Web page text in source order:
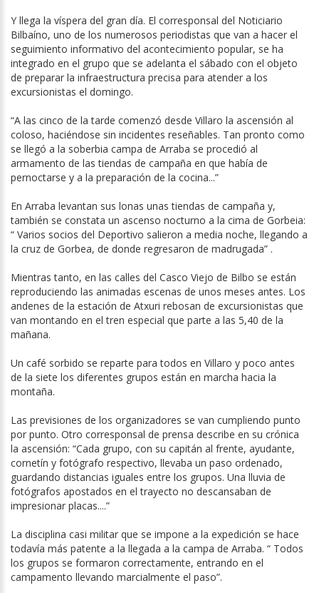
Y llega la víspera del gran día. El corresponsal del Noticiario
Bilbaíno, uno de los numerosos periodistas que van a hacer el
seguimiento informativo del acontecimiento popular, se ha
integrado en el grupo que se adelanta el sábado con el objeto
de preparar la infraestructura precisa para atender a los
excursionistas el domingo.
“A las cinco de la tarde comenzó desde Villaro la ascensión al
coloso, haciéndose sin incidentes reseñables. Tan pronto como
se llegó a la soberbia campa de Arraba se procedió al
armamento de las tiendas de campaña en que había de
pernoctarse y a la preparación de la cocina...”
En Arraba levantan sus lonas unas tiendas de campaña y,
también se constata un ascenso nocturno a la cima de Gorbeia:
“ Varios socios del Deportivo salieron a media noche, llegando a
la cruz de Gorbea, de donde regresaron de madrugada” .
Mientras tanto, en las calles del Casco Viejo de Bilbo se están
reproduciendo las animadas escenas de unos meses antes. Los
andenes de la estación de Atxuri rebosan de excursionistas que
van montando en el tren especial que parte a las 5,40 de la
mañana.
Un café sorbido se reparte para todos en Villaro y poco antes
de la siete los diferentes grupos están en marcha hacia la
montaña.
Las previsiones de los organizadores se van cumpliendo punto
por punto. Otro corresponsal de prensa describe en su crónica
la ascensión: “Cada grupo, con su capitán al frente, ayudante,
cornetín y fotógrafo respectivo, llevaba un paso ordenado,
guardando distancias iguales entre los grupos. Una lluvia de
fotógrafos apostados en el trayecto no descansaban de
impresionar placas....”
La disciplina casi militar que se impone a la expedición se hace
todavía más patente a la llegada a la campa de Arraba. “ Todos
los grupos se formaron correctamente, entrando en el
campamento llevando marcialmente el paso”.